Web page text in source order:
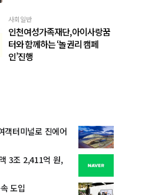
사회일반
인천여성가족재단, 아이사랑꿈
터와 함께하는 ‘놀 권리 캠페
인’진행
객터미널로 진에어
3조 2,411억 원,
도입